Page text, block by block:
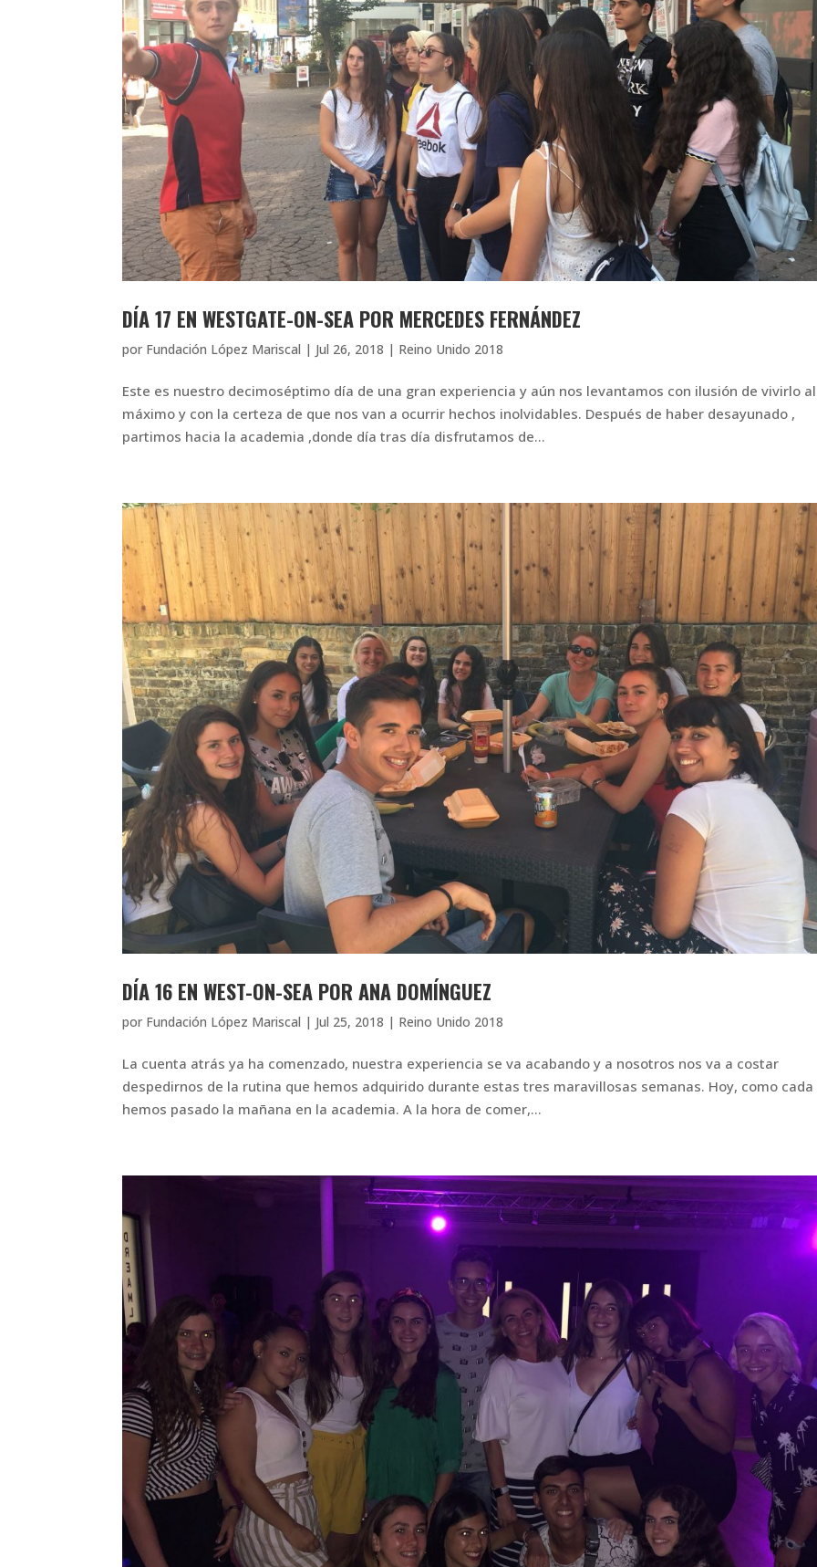
DÍA 17 EN WESTGATE-ON-SEA POR MERCEDES FERNÁNDEZ
por Fundación López Mariscal | Jul 26, 2018 | Reino Unido 2018
Este es nuestro decimoséptimo día de una gran experiencia y aún nos levantamos con ilusión de vivirlo al
máximo y con la certeza de que nos van a ocurrir hechos inolvidables. Después de haber desayunado ,
partimos hacia la academia ,donde día tras día disfrutamos de...
DÍA 16 EN WEST-ON-SEA POR ANA DOMÍNGUEZ
por Fundación López Mariscal | Jul 25, 2018 | Reino Unido 2018
La cuenta atrás ya ha comenzado, nuestra experiencia se va acabando y a nosotros nos va a costar
despedirnos de la rutina que hemos adquirido durante estas tres maravillosas semanas. Hoy, como cada
hemos pasado la mañana en la academia. A la hora de comer,...